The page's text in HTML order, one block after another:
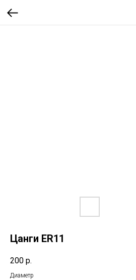
Цанги ER11
200 р.
Диаметр